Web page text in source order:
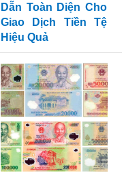
Dẫn Toàn Diện Cho
Giao Dịch Tiền Tệ
Hiệu Quả